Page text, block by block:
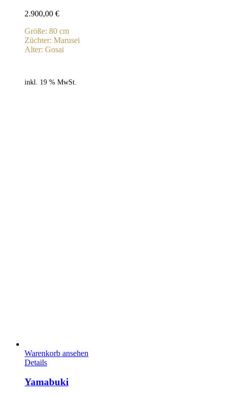
2.900,00 €
Größe: 80 cm
Züchter: Marusei
Alter: Gosai
inkl. 19 % MwSt.
Warenkorb ansehen
Details
Yamabuki